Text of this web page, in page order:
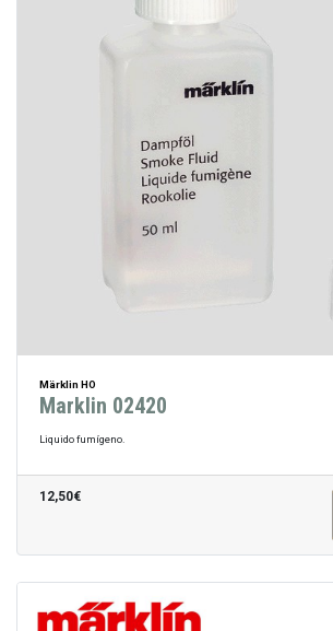
Märklin HO
Marklin 02420
Liquido fumígeno.
12,50€